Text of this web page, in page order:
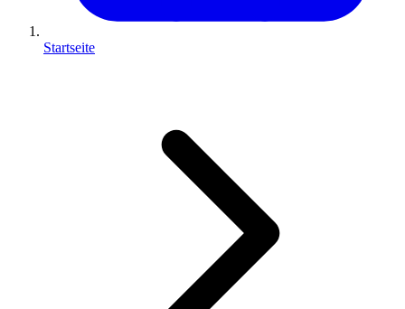
Startseite